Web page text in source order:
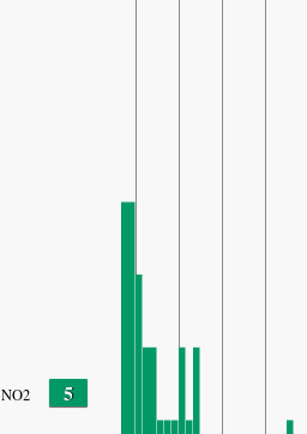
NO2 5